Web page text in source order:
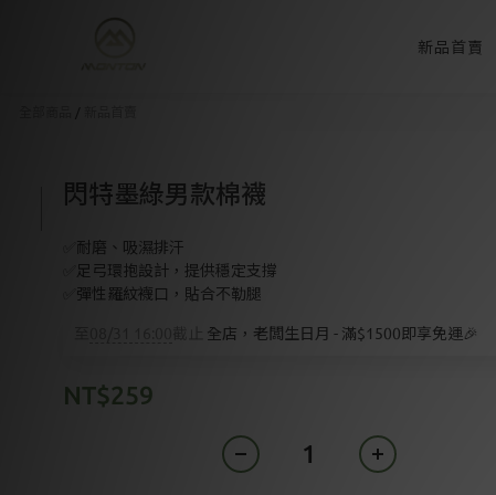
新品首賣
/
閃特墨綠男款棉襪
✅耐磨、吸濕排汗
✅足弓環抱設計，提供穩定支撐
✅彈性羅紋襪口，貼合不勒腿
全店，老闆生日月 - 滿$1500即享免運🎉
NT$259